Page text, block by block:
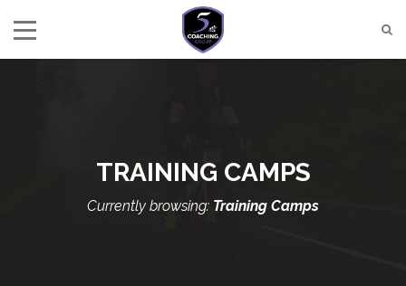
TRAINING CAMPS
Currently browsing: Training Camps